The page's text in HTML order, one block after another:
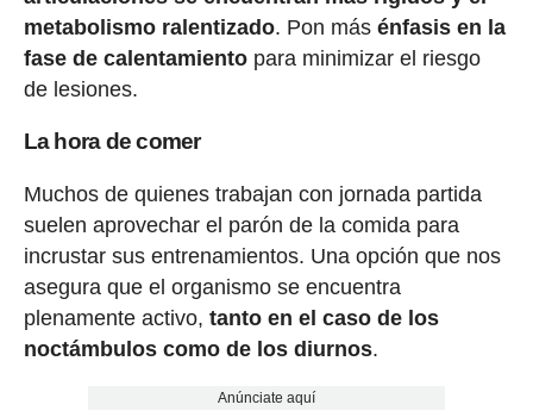
metabolismo ralentizado. Pon más énfasis en la
fase de calentamientopara minimizar el riesgo
de lesiones.
La hora de comer
Muchos de quienes trabajan con jornada partida
suelen aprovechar el parón de la comida para
incrustar sus entrenamientos. Una opción que nos
asegura que el organismo se encuentra
plenamente activo, tanto en el caso de los
noctámbulos como de los diurnos.
Anúnciate aquí